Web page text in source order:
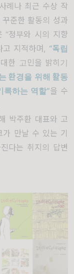
례나 최근 수상 작
준한 활동의 성과
“정부와 시의 지향
지적하며, “독립
한 고민을 밝히기
환경을 위해 활동
록하는 역할”을 수
박주환 대표와 고
가 만날 수 있는 기
다는 취지의 답변